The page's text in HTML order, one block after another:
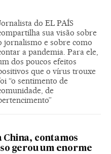
do EL PAÍS
sua visão sobre
jornalismo e sobre como
a pandemia. Para ele,
dos poucos efeitos
que o vírus trouxe
“o sentimento de
de
China, contamos
gerou um enorme